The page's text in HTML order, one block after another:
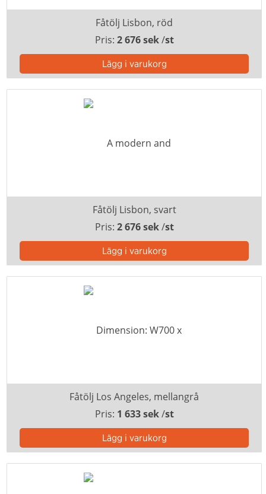
Fåtölj Lisbon, röd
Pris: 2 676 sek/st
Fåtölj Lisbon, svart
Pris: 2 676 sek/st
Fåtölj Los Angeles, mellangrå
Pris: 1 633 sek/st